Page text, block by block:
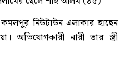
নিউটাউন এলাকার হাছেন
অভিযোগকারী নারী তার স্ত্রী